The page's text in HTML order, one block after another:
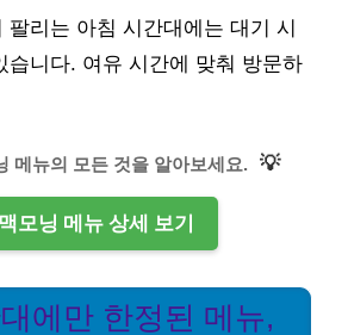
팔리는 아침 시간대에는 대기 시
습니다. 여유 시간에 맞춰 방문하
메뉴의 모든 것을 알아보세요. 💡
모닝 메뉴 상세 보기
에만 한정된 메뉴,